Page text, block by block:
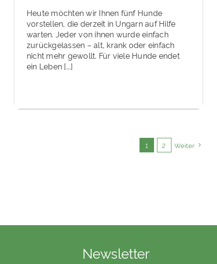
Heute möchten wir Ihnen fünf Hunde
vorstellen, die derzeit in Ungarn auf Hilfe
warten. Jeder von ihnen wurde einfach
zurückgelassen – alt, krank oder einfach
nicht mehr gewollt. Für viele Hunde endet
ein Leben [...]
1 2 Weiter
Newsletter